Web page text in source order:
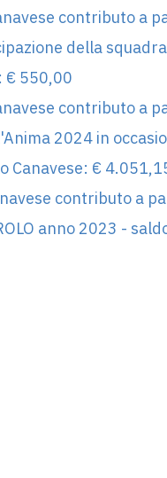
contributo a
della
€ 550,00
contributo a
2024 in
Canavese: €
contributo a
anno 2023 -